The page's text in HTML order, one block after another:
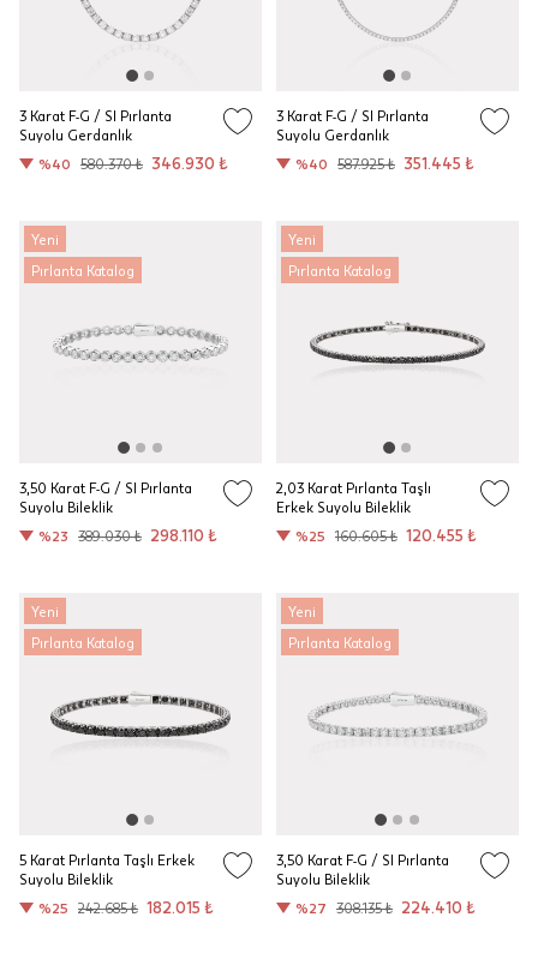
3 Karat F-G / SI Pırlanta
Suyolu Gerdanlık
%40
580.370 ₺ 346.930 ₺
3 Karat F-G / SI Pırlanta
Suyolu Gerdanlık
%40
587.925 ₺ 351.445 ₺
Yeni
Pırlanta Katalog
3,50 Karat F-G / SI Pırlanta
Suyolu Bileklik
%23
389.030 ₺ 298.110 ₺
Yeni
Pırlanta Katalog
2,03 Karat Pırlanta Taşlı
Erkek Suyolu Bileklik
%25
160.605 ₺ 120.455 ₺
Yeni
Pırlanta Katalog
5 Karat Pırlanta Taşlı Erkek
Suyolu Bileklik
%25
242.685 ₺ 182.015 ₺
Yeni
Pırlanta Katalog
3,50 Karat F-G / SI Pırlanta
Suyolu Bileklik
%27
308.135 ₺ 224.410 ₺